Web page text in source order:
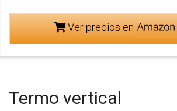
Ver precios en
Termo vertical